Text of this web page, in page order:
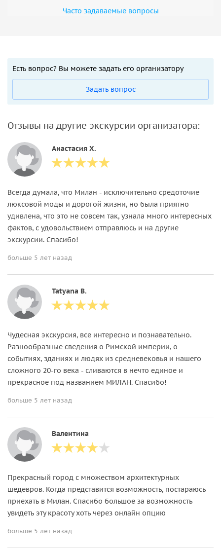
Часто задаваемые вопросы
Есть вопрос? Вы можете задать его организатору
Задать вопрос
Отзывы на другие экскурсии организатора:
Анастасия Х.
Всегда думала, что Милан - исключительно средоточие
люксовой моды и дорогой жизни, но была приятно
удивлена, что это не совсем так, узнала много интересных
фактов, с удовольствием отправлюсь и на другие
экскурсии. Спасибо!
больше 5 лет назад
Tatyana B.
Чудесная экскурсия, все интересно и познавательно.
Разнообразные сведения о Римской империи, о
событиях, зданиях и людях из средневековья и нашего
сложного 20-го века - сливаются в нечто единое и
прекрасное под названием МИЛАН. Спасибо!
больше 5 лет назад
Валентина
Прекрасный город с множеством архитектурных
шедевров. Когда представится возможность, постараюсь
приехать в Милан. Спасибо большое за возможность
увидеть эту красоту хоть через онлайн опцию
больше 5 лет назад